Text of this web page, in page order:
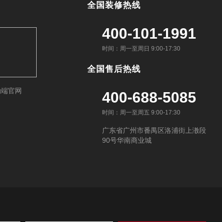
官网
全国装修热线
400-101-1991
时间：周一至周日 9:00-17:30
全国售后热线
400-688-5085
时间：周一至周五 9:00-17:30
广东省广州市番禺区洛浦街上漖段
90号华南商业城